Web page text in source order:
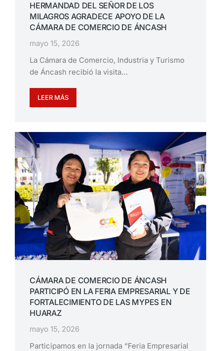
HERMANDAD DEL SEÑOR DE LOS
MILAGROS AGRADECE APOYO DE LA
CÁMARA DE COMERCIO DE ÁNCASH
mayo 15, 2026
La Cámara de Comercio, Industria y Turismo
de Áncash recibió la visita…
LEER MÁS
CÁMARA DE COMERCIO DE ÁNCASH
PARTICIPÓ EN LA FERIA EMPRESARIAL Y DE
FORTALECIMIENTO DE LAS MYPES EN
HUARAZ
mayo 15, 2026
Participamos en la jornada “Feria Empresarial